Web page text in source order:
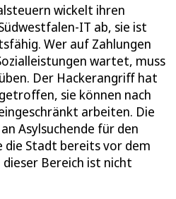
wickelt ihren
IT ab, sie ist
Wer auf Zahlungen
wartet, muss
Der Hackerangriff hat
sie können nach
arbeiten. Die
Asylsuchende für den
Stadt bereits vor dem
Bereich ist nicht